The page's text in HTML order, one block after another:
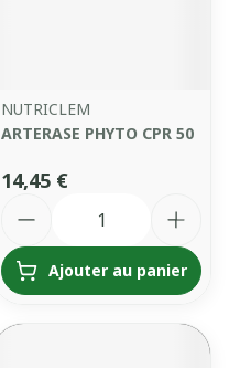
NUTRICLEM
ARTERASE PHYTO CPR 50
14,45 €
Ajouter au panier